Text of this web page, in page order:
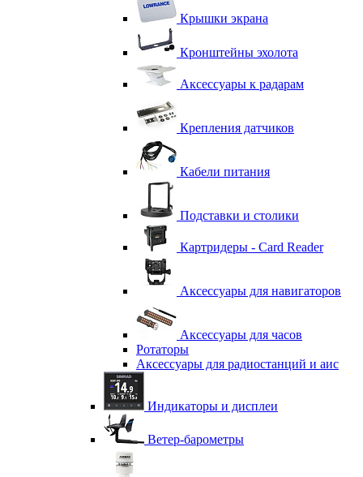
Крышки экрана
Кронштейны эхолота
Аксессуары к радарам
Крепления датчиков
Кабели питания
Подставки и столики
Картридеры - Card Reader
Аксессуары для навигаторов
Аксессуары для часов
Ротаторы
Аксессуары для радиостанций и аис
Индикаторы и дисплеи
Ветер-барометры